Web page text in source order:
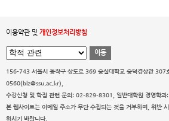
이용약관 및 개인정보처리방침
이동
156-743 서울시 동작구 상도로 369 숭실대학교 숭덕경상관 307
0560(biz@ssu.ac.kr),
수강신청 및 학점 관련 문의: 02-829-8301, 일반대학원 경영학
본 웹사이트는 이메일 주소가 무단 수집되는 것을 거부하며, 위반
하시기 바랍니다.